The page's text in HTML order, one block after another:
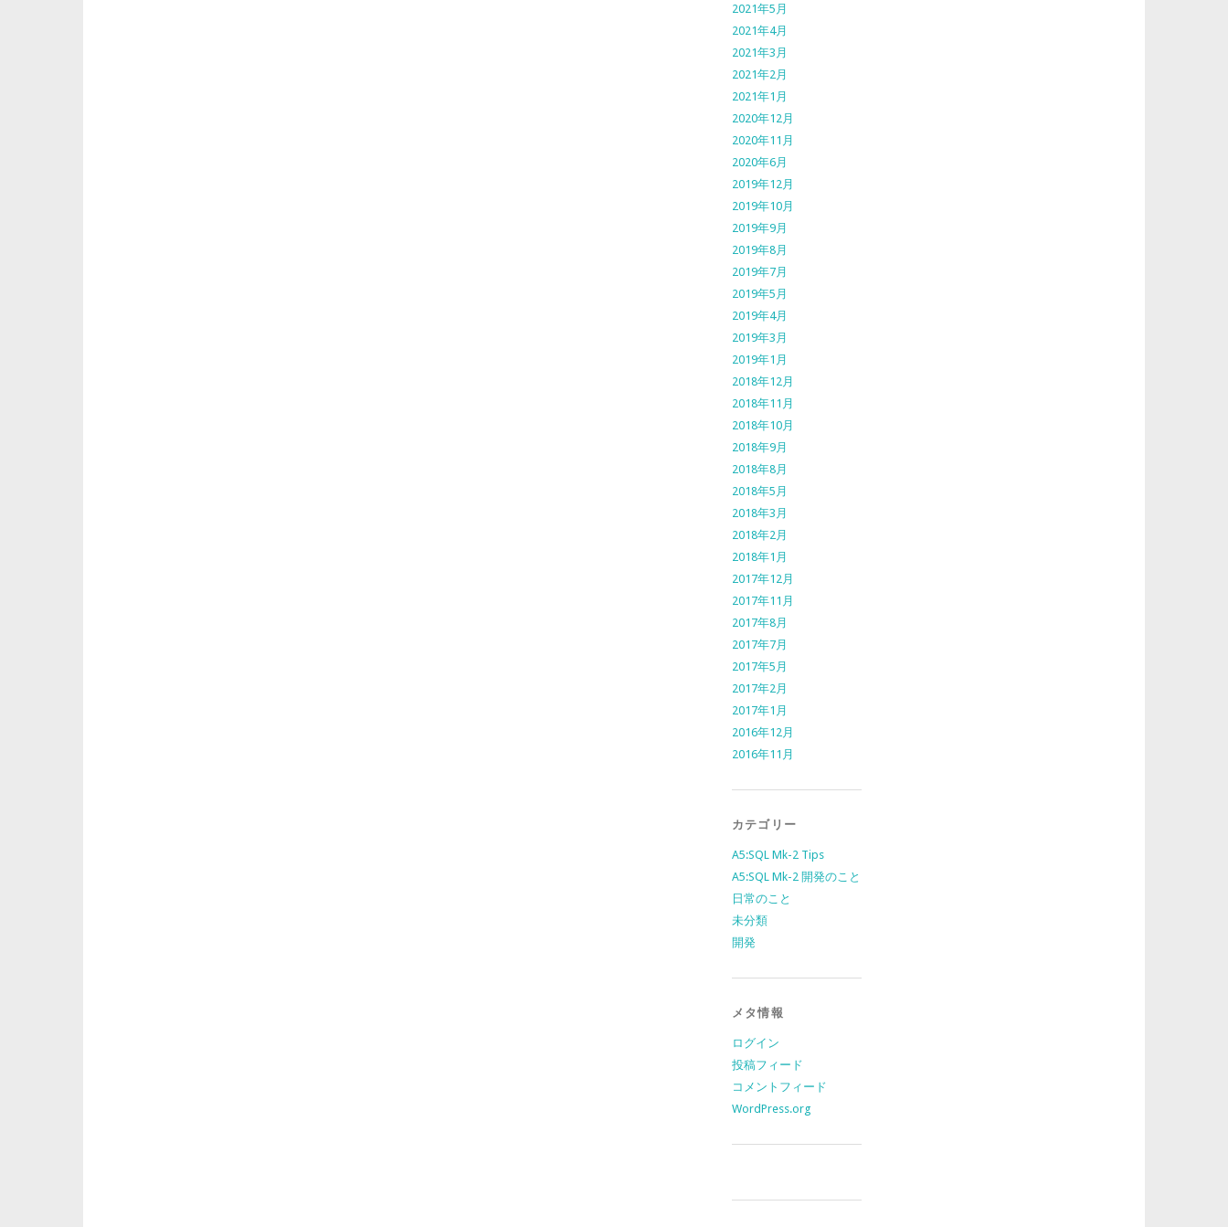
2021年5月
2021年4月
2021年3月
2021年2月
2021年1月
2020年12月
2020年11月
2020年6月
2019年12月
2019年10月
2019年9月
2019年8月
2019年7月
2019年5月
2019年4月
2019年3月
2019年1月
2018年12月
2018年11月
2018年10月
2018年9月
2018年8月
2018年5月
2018年3月
2018年2月
2018年1月
2017年12月
2017年11月
2017年8月
2017年7月
2017年5月
2017年2月
2017年1月
2016年12月
2016年11月
カテゴリー
A5:SQL Mk-2 Tips
A5:SQL Mk-2 開発のこと
日常のこと
未分類
開発
メタ情報
ログイン
投稿フィード
コメントフィード
WordPress.org